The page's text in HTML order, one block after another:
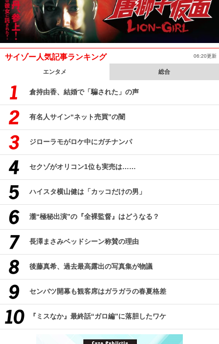
サイゾー人気記事ランキング 06:20更新
エンタメ 総合
倉持由香、結婚で「騙された」の声
有名人サイン“ネット売買”の闇
ジローラモがロケ中にガチナンパ
セクゾがオリコン1位も実売は……
ハイスタ横山健は「カッコだけの男」
瀧“極秘出演”の『全裸監督』はどうなる？
長澤まさみベッドシーン称賛の理由
後藤真希、過去最高露出の写真集が物議
センバツ開幕も観客席はガラガラの春夏格差
『ミスなか』最終話“ガロ編”に落胆したワケ